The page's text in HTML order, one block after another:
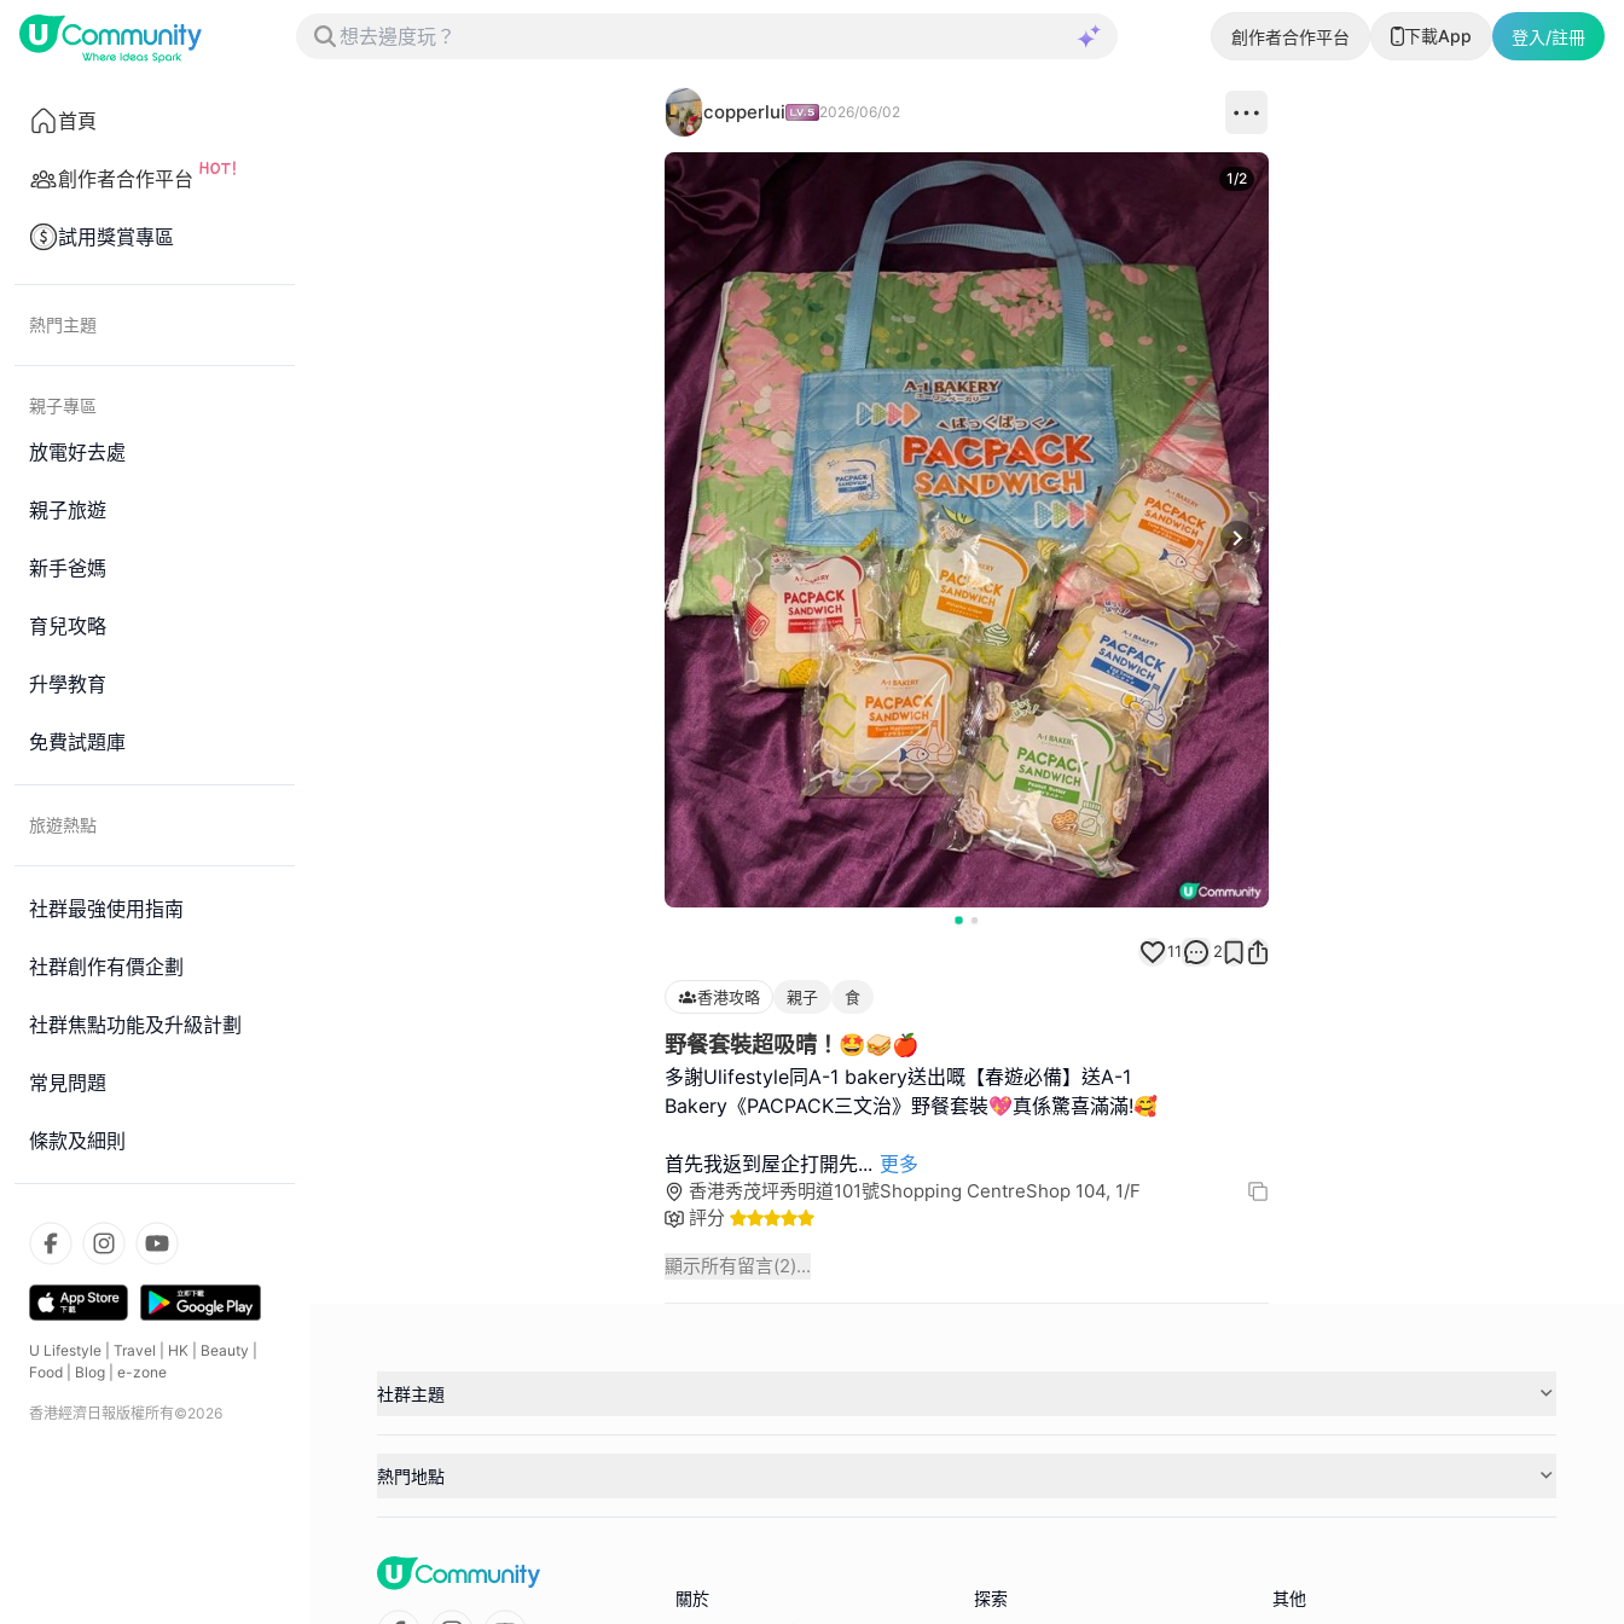
創作者合作平台 下載App 登入/註冊
首頁
創作者合作平台
試用獎賞專區
熱門主題
親子專區
放電好去處
親子旅遊
新手爸媽
育兒攻略
升學教育
免費試題庫
旅遊熱點
社群最強使用指南
社群創作有價企劃
社群焦點功能及升級計劃
常見問題
條款及細則
U Lifestyle Travel HK Beauty
Food
Blog e-zone
香港經濟日報版權所有©2026
copperlui 2026/06/02
Next slide
1/2
11 2
香港攻略 親子 食
野餐套裝超吸晴！🤩🥪🍎
多謝Ulifestyle同A-1 bakery送出嘅【春遊必備】送A-1
Bakery《PACPACK三文治》野餐套裝💖真係驚喜滿滿!🥰
首先我返到屋企打開先... 更多
香港秀茂坪秀明道101號Shopping CentreShop 104, 1/F
評分
顯示所有留言(2)...
社群主題
熱門地點
關於 探索 其他